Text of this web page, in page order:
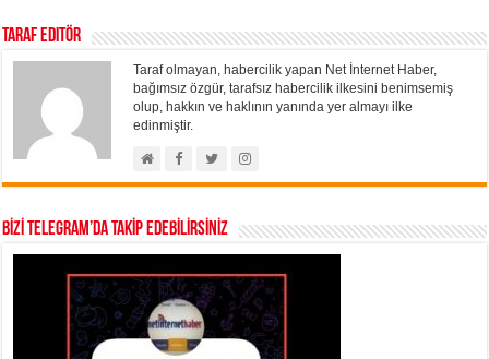
Taraf Editör
Taraf olmayan, habercilik yapan Net İnternet Haber,
bağımsız özgür, tarafsız habercilik ilkesini benimsemiş
olup, hakkın ve haklının yanında yer almayı ilke
edinmiştir.
BİZİ TELEGRAM’DA TAKİP EDEBİLİRSİNİZ